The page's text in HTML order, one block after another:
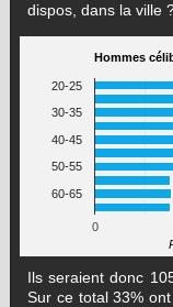
dispos, dans la ville
Hommes
0
20-25
30-35
40-45
50-55
60-65
Ils seraient donc
Sur ce total 33%